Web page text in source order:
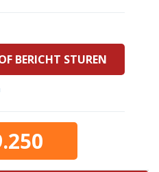
BERICHT STUREN